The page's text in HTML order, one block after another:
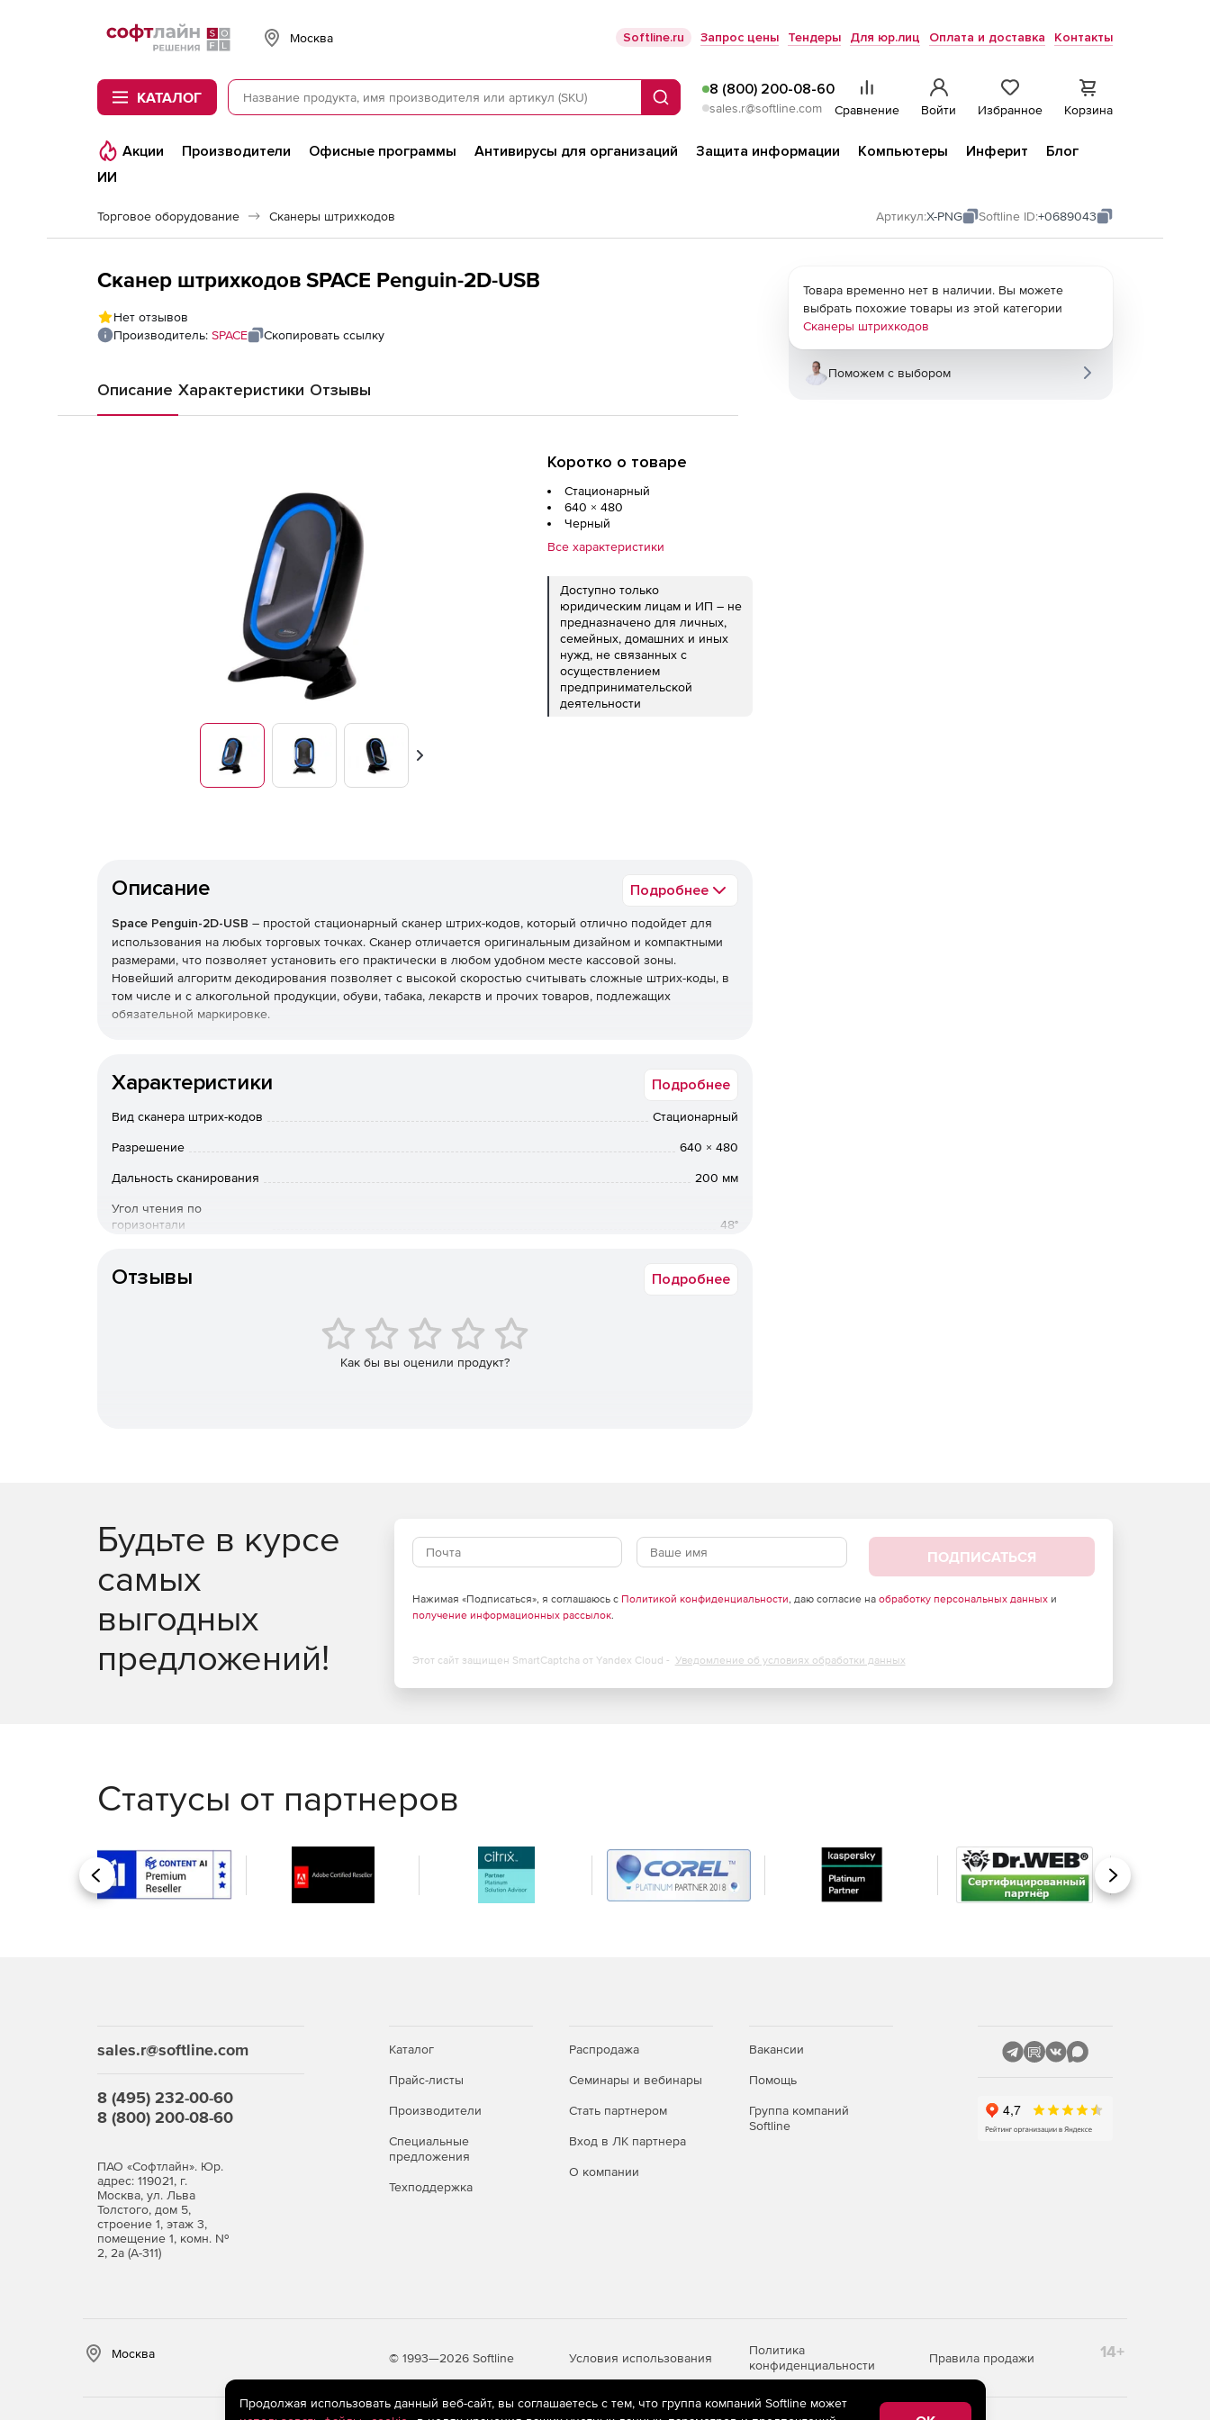
Softline
Москва Softline.ru Запрос цены Тендеры Для юр.лиц Оплата и доставка Контакты
КАТАЛОГ Поиск
8 (800) 200-08-60
sales.r@softline.com Сравнение Войти Избранное Корзина
Акции Производители Офисные программы Антивирусы для организаций Защита информации Компьютеры Инферит
Блог
ИИ
Торговое оборудование Сканеры штрихкодов Артикул:X-PNG Softline ID:+0689043
Сканер штрихкодов SPACE Penguin-2D-USB
Нет отзывов
Производитель: SPACE Скопировать ссылку
Описание Характеристики Отзывы
Вперед
Коротко о товаре
Стационарный
640 × 480
Черный
Все характеристики
Доступно только
юридическим лицам и ИП – не
предназначено для личных,
семейных, домашних и иных
нужд, не связанных с
осуществлением
предпринимательской
деятельности
Описание Подробнее
Space Penguin-2D-USB – простой стационарный сканер штрих-кодов, который отлично подойдет для
использования на любых торговых точках. Сканер отличается оригинальным дизайном и компактными
размерами, что позволяет установить его практически в любом удобном месте кассовой зоны.
Новейший алгоритм декодирования позволяет с высокой скоростью считывать сложные штрих-коды, в
том числе и с алкогольной продукции, обуви, табака, лекарств и прочих товаров, подлежащих
обязательной маркировке.
Скорость сканирования 200 скан/сек.
Выдерживает падения с высоты 2 м.
Считывает штрихкоды с экранов мобильных телефонов
Характеристики Подробнее
Вид сканера штрих-кодов Стационарный
Разрешение 640 × 480
Дальность сканирования 200 мм
Угол чтения по
горизонтали
48°
Отзывы Подробнее
Как бы вы оценили продукт?
Товара временно нет в наличии. Вы можете
выбрать похожие товары из этой категории
Сканеры штрихкодов
Поможем с выбором
Будьте в курсе
самых
выгодных
предложений!
ПОДПИСАТЬСЯ
Нажимая «Подписаться», я соглашаюсь с Политикой конфиденциальности, даю согласие на обработку персональных данныхи
получение информационных рассылок.
Этот сайт защищен SmartCaptcha от Yandex Cloud - Уведомление об условиях обработки данных
Статусы от партнеров
Назад Вперед
sales.r@softline.com
8 (495) 232-00-60
8 (800) 200-08-60
ПАО «Софтлайн». Юр.
адрес: 119021, г.
Москва, ул. Льва
Толстого, дом 5,
строение 1, этаж 3,
помещение 1, комн. №
2, 2а (А-311)
Каталог
Прайс-листы
Производители
Специальные
предложения
Техподдержка
Распродажа
Семинары и вебинары
Стать партнером
Вход в ЛК партнера
О компании
Вакансии
Помощь
Группа компаний
Softline
Москва © 1993—2026 Softline Условия использования
Политика
конфиденциальности
Правила продажи 14+
Продолжая использовать данный веб-сайт, вы соглашаетесь с тем, что группа компаний Softline может